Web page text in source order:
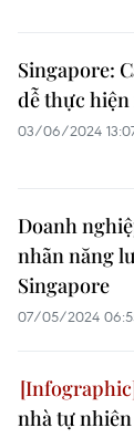
Singapore:
dễ thực
03/06/2024
Doanh
nhãn năng
Singapore
07/05/2024
nhà tự